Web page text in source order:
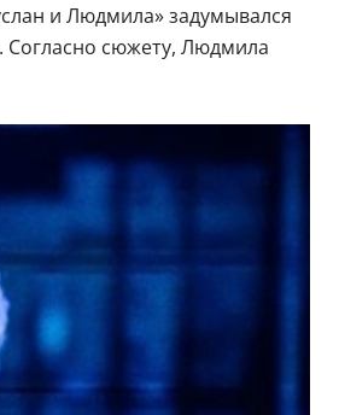
и Людмила» задумывался
Согласно сюжету, Людмила